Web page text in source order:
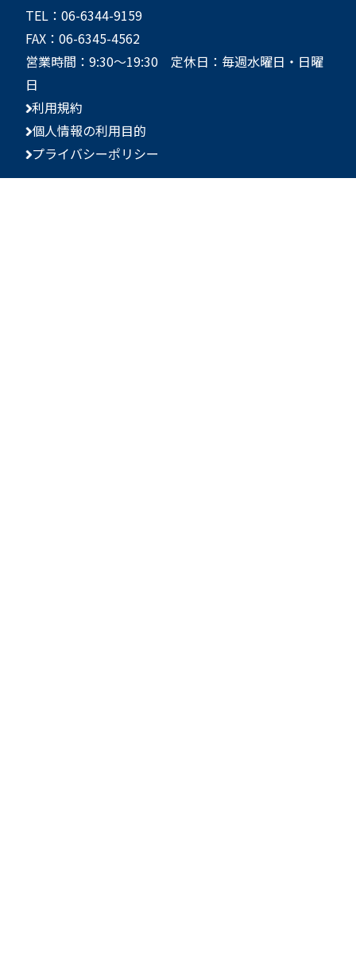
TEL：06-6344-9159
FAX：06-6345-4562
営業時間：9:30～19:30 定休日：毎週水曜日・日曜
日
利用規約
個人情報の利用目的
プライバシーポリシー